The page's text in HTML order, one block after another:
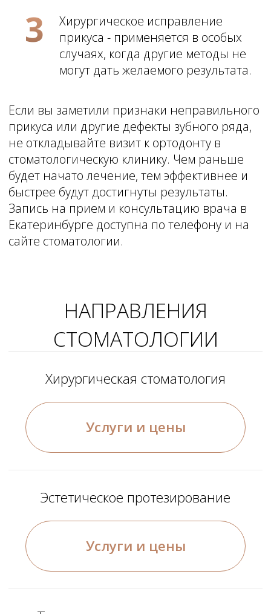
Почта
Premium-ortho@yandex.ru
г. Екатеринбург, Шаумяна 87
У вас остались
вопросы или нужна
консультация?
+7